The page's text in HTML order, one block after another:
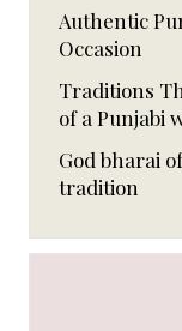
Authentic
Occasion
Traditions
of a Punjabi
God bharai
tradition